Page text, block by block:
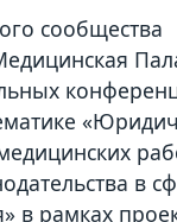
сообщества
в
в рамках